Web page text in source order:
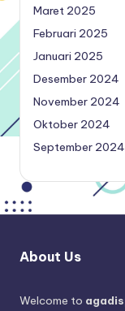
Maret 2025
Februari 2025
Januari 2025
Desember 2024
November 2024
Oktober 2024
September 2024
About Us
Welcome to